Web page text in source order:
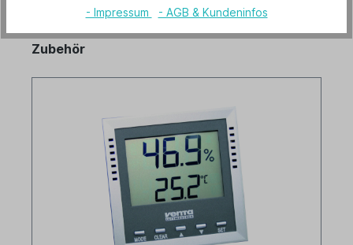
Zubehör
- Impressum - AGB & Kundeninfos